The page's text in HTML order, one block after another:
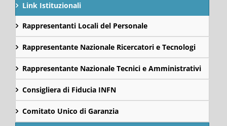
Link Istituzionali
Rappresentanti Locali del Personale
Rappresentante Nazionale Ricercatori e Tecnologi
Rappresentante Nazionale Tecnici e Amministrativi
Consigliera di Fiducia INFN
Comitato Unico di Garanzia